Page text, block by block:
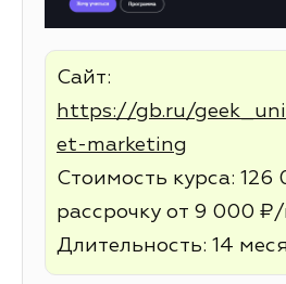
Сайт:
https://gb.ru/
et-marketing
Стоимость курса: 126
рассрочку от 9 000 ₽/
Длительность: 14